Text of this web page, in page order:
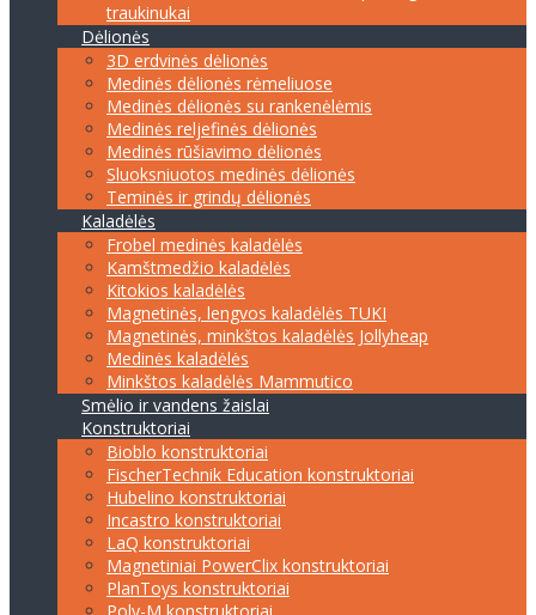
traukinukai
Dėlionės
3D erdvinės dėlionės
Medinės dėlionės rėmeliuose
Medinės dėlionės su rankenėlėmis
Medinės reljefinės dėlionės
Medinės rūšiavimo dėlionės
Sluoksniuotos medinės dėlionės
Teminės ir grindų dėlionės
Kaladėlės
Frobel medinės kaladėlės
Kamštmedžio kaladėlės
Kitokios kaladėlės
Magnetinės, lengvos kaladėlės TUKI
Magnetinės, minkštos kaladėlės Jollyheap
Medinės kaladėlės
Minkštos kaladėlės Mammutico
Smėlio ir vandens žaislai
Konstruktoriai
Bioblo konstruktoriai
FischerTechnik Education konstruktoriai
Hubelino konstruktoriai
Incastro konstruktoriai
LaQ konstruktoriai
Magnetiniai PowerClix konstruktoriai
PlanToys konstruktoriai
Poly-M konstruktoriai